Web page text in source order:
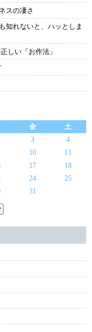
スの凄さ
知れないと、ハッとしま
しい「お作法」
金
土
3
4
10
11
17
18
24
25
31